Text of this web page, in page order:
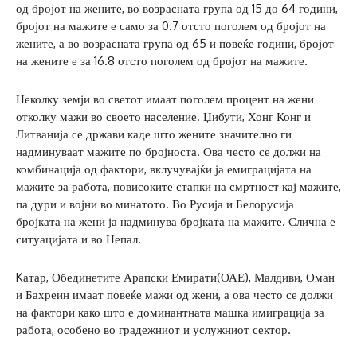
од бројот на жените, во возрасната група од 15 до 64 години,
бројот на мажите е само за 0.7 отсто поголем од бројот на
жените, а во возрасната група од 65 и повеќе години, бројот
на жените е за 16.8 отсто поголем од бројот на мажите.
Неколку земји во светот имаат поголем процент на жени
отколку мажи во своето население. Џибути, Хонг Конг и
Литванија се држави каде што жените значително ги
надминуваат мажите по бројноста. Ова често се должи на
комбинација од фактори, вклучувајќи ја емиграцијата на
мажите за работа, повисоките стапки на смртност кај мажите,
па дури и војни во минатото. Во Русија и Белорусија
бројката на жени ја надминува бројката на мажите. Слична е
ситуацијата и во Непал.
Kатар, Обединетите Арапски Емирати(ОАЕ), Малдиви, Оман
и Бахреин имаат повеќе мажи од жени, а ова често се должи
на фактори како што е доминантната машка имиграција за
работа, особено во градежниот и услужниот сектор.